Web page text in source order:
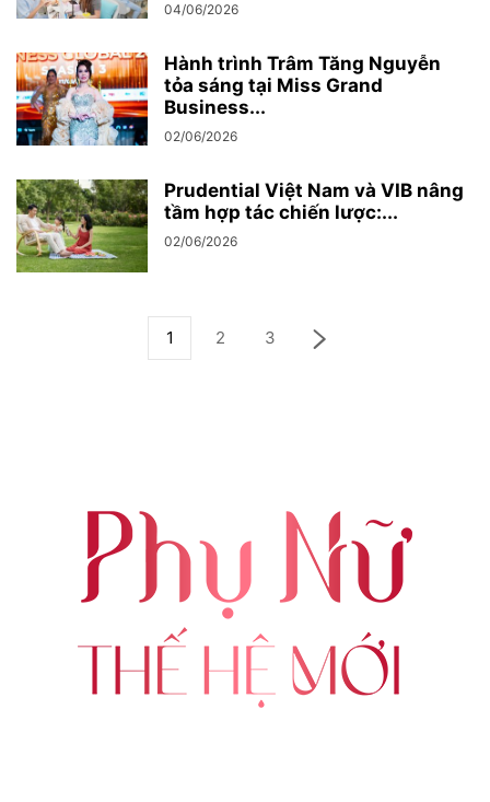
04/06/2026
Hành trình Trâm Tăng Nguyễn
tỏa sáng tại Miss Grand
Business...
02/06/2026
Prudential Việt Nam và VIB nâng
tầm hợp tác chiến lược:...
02/06/2026
1 2 3